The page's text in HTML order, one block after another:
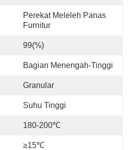
Perekat Meleleh Panas
Furnitur
99(%)
Bagian Menengah-Tinggi
Granular
Suhu Tinggi
180-200℃
≥15℃